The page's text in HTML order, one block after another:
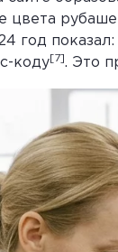
цвета
коду[7]. Это